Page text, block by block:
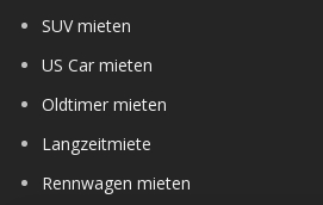
SUV mieten
US Car mieten
Oldtimer mieten
Langzeitmiete
Rennwagen mieten